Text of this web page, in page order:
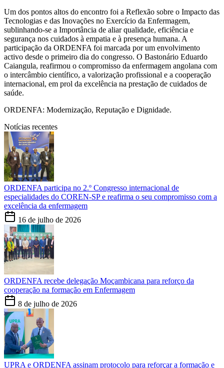
Um dos pontos altos do encontro foi a Reflexão sobre o Impacto das
Tecnologias e das Inovações no Exercício da Enfermagem,
sublinhando-se a Importância de aliar qualidade, eficiência e
segurança nos cuidados à empatia e à presença humana. A
participação da ORDENFA foi marcada por um envolvimento
activo desde o primeiro dia do congresso. O Bastonário Eduardo
Caiangula, reafirmou o compromisso da enfermagem angolana com
o intercâmbio científico, a valorização profissional e a cooperação
internacional, em prol da excelência na prestação de cuidados de
saúde.
ORDENFA: Modernização, Reputação e Dignidade.
Notícias recentes
ORDENFA participa no 2.º Congresso internacional de
especialidades do COREN-SP e reafirma o seu compromisso com a
excelência da enfermagem
16 de julho de 2026
ORDENFA recebe delegação Moçambicana para reforço da
cooperação na formação em Enfermagem
8 de julho de 2026
UPRA e ORDENFA assinam protocolo para reforçar a formação e